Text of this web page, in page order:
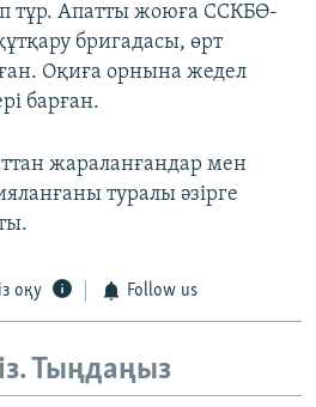
тұр. Апатты жоюға ССКБӨ-
бригадасы, өрт
Оқиға орнына жедел
барған.
жараланғандар мен
туралы әзірге
оқу Follow us
Тыңдаңыз